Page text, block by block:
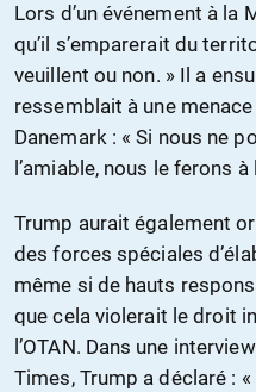
Lors d’un événement à la
qu’il s’emparerait du
veuillent ou non. » Il a
ressemblait à une
Danemark : « Si nous ne
l’amiable, nous le ferons à
Trump aurait également
des forces spéciales
même si de hauts
que cela violerait le droit
l’OTAN. Dans une
Times, Trump a déclaré :